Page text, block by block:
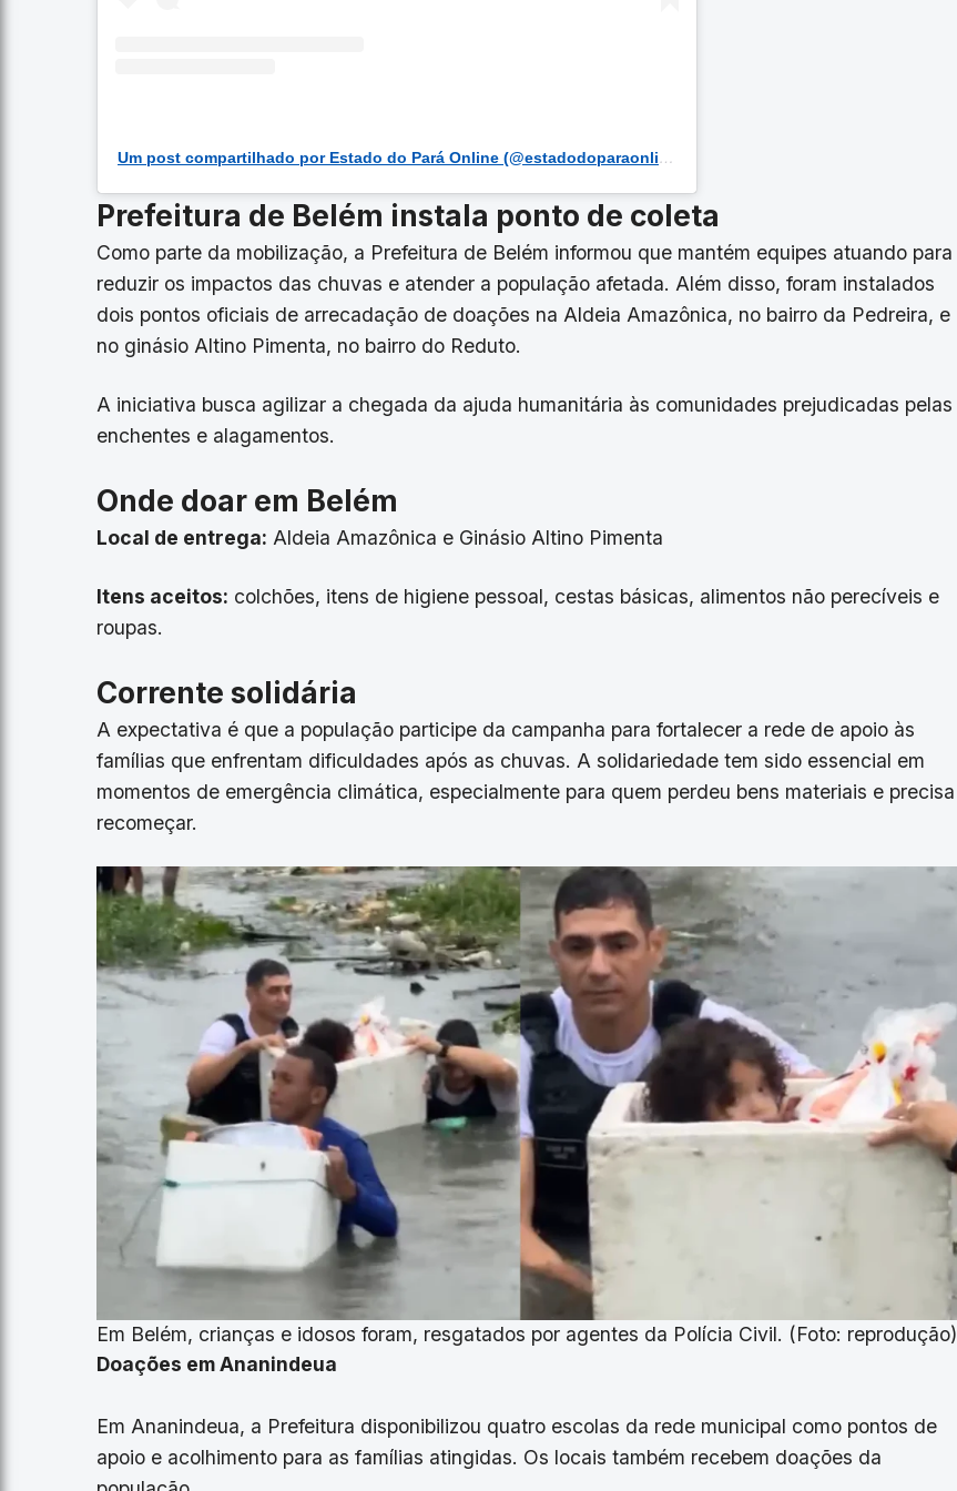
Um post compartilhado por Estado do Pará Online (@estadodoparaonline)
Prefeitura de Belém instala ponto de coleta
Como parte da mobilização, a Prefeitura de Belém informou que mantém equipes atuando para
reduzir os impactos das chuvas e atender a população afetada. Além disso, foram instalados
dois pontos oficiais de arrecadação de doações na Aldeia Amazônica, no bairro da Pedreira, e
no ginásio Altino Pimenta, no bairro do Reduto.
A iniciativa busca agilizar a chegada da ajuda humanitária às comunidades prejudicadas pelas
enchentes e alagamentos.
Onde doar em Belém
Local de entrega: Aldeia Amazônica e Ginásio Altino Pimenta
Itens aceitos: colchões, itens de higiene pessoal, cestas básicas, alimentos não perecíveis e
roupas.
Corrente solidária
A expectativa é que a população participe da campanha para fortalecer a rede de apoio às
famílias que enfrentam dificuldades após as chuvas. A solidariedade tem sido essencial em
momentos de emergência climática, especialmente para quem perdeu bens materiais e precisa
recomeçar.
Em Belém, crianças e idosos foram, resgatados por agentes da Polícia Civil. (Foto: reprodução)
Doações em Ananindeua
Em Ananindeua, a Prefeitura disponibilizou quatro escolas da rede municipal como pontos de
apoio e acolhimento para as famílias atingidas. Os locais também recebem doações da